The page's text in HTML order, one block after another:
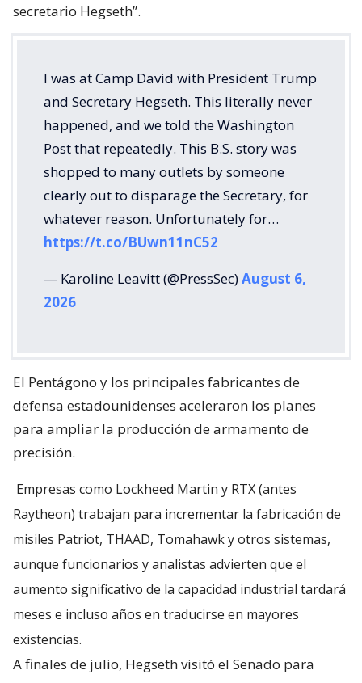
secretario Hegseth”.
I was at Camp David with President Trump
and Secretary Hegseth. This literally never
happened, and we told the Washington
Post that repeatedly. This B.S. story was
shopped to many outlets by someone
clearly out to disparage the Secretary, for
whatever reason. Unfortunately for…
https://t.co/BUwn11nC52
— Karoline Leavitt (@PressSec)August 6,
2026
El Pentágono y los principales fabricantes de
defensa estadounidenses aceleraron los planes
para ampliar la producción de armamento de
precisión.
Empresas como Lockheed Martin y RTX (antes
Raytheon) trabajan para incrementar la fabricación de
misiles Patriot, THAAD, Tomahawk y otros sistemas,
aunque funcionarios y analistas advierten que el
aumento significativo de la capacidad industrial tardará
meses e incluso años en traducirse en mayores
existencias.
A finales de julio, Hegseth visitó el Senado para